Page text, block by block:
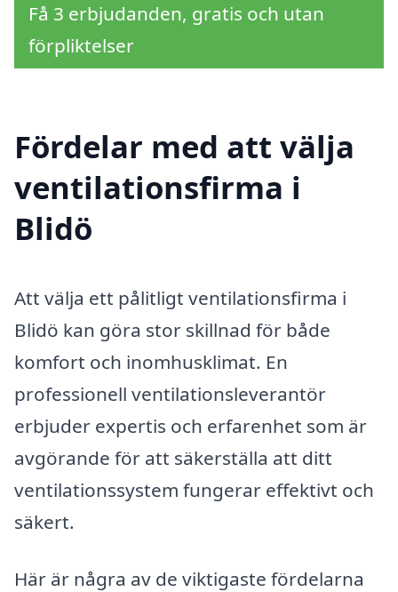
Få 3 erbjudanden, gratis och utan
förpliktelser
Fördelar med att välja
ventilationsfirma i
Blidö
Att välja ett pålitligt ventilationsfirma i
Blidö kan göra stor skillnad för både
komfort och inomhusklimat. En
professionell ventilationsleverantör
erbjuder expertis och erfarenhet som är
avgörande för att säkerställa att ditt
ventilationssystem fungerar effektivt och
säkert.
Här är några av de viktigaste fördelarna